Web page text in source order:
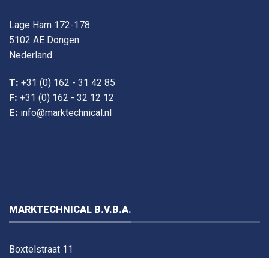
Lage Ham 172-178
5102 AE Dongen
Nederland
T: +31 (0) 162 - 31 42 85
F: +31 (0) 162 - 32 12 12
E: info@marktechnical.nl
MARKTECHNICAL B.V.B.A.
Boxtelstraat 11